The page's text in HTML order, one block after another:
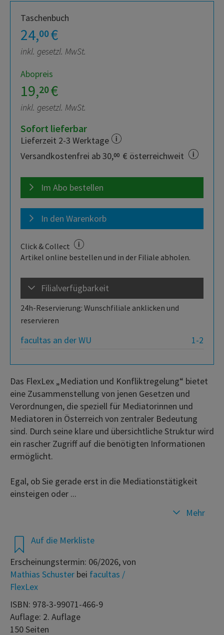
Taschenbuch
24,00€
inkl. gesetzl. MwSt.
Abopreis
19,20€
inkl. gesetzl. MwSt.
Sofort lieferbar
Lieferzeit 2-3 Werktage
Versandkostenfrei ab 30,00 € österreichweit
Im Abo bestellen
In den Warenkorb
Click & Collect
Artikel online bestellen und in der Filiale abholen.
Filialverfügbarkeit
24h-Reservierung: Wunschfiliale anklicken und
reservieren
1-2
facultas an der WU
Auf die Merkliste
Erscheinungstermin: 06/2026, von
Mathias Schuster bei facultas /
FlexLex
ISBN: 978-3-99071-466-9
Auflage: 2. Auflage
150 Seiten
Das FlexLex „Mediation und Konfliktregelung“ bietet
eine Zusammenstellung von jenen Gesetzen und
Verordnungen, die speziell für Mediatorinnen und
Mediatoren in Österreich von zentraler Bedeutung
sind. Durch seine klare und übersichtliche Struktur wird
ein rascher Zugriff auf die benötigten Informationen
ermöglicht.
Egal, ob Sie gerade erst in die Mediationstätigkeit
einsteigen oder ...
Mehr